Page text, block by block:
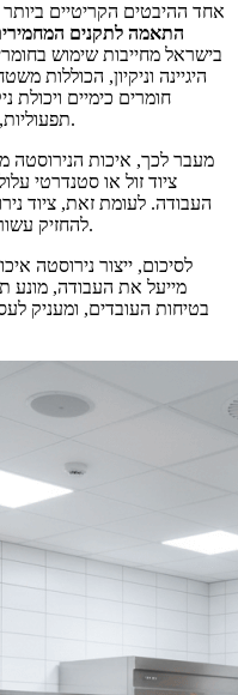
אחד ההיבטים הקריטיים ביותר
התאמה לתקנים
בישראל מחייבות שימוש
היגיינה וניקיון, הכוללות
חומרים כימיים ויכולת
תפעוליות, פגיעה בבטיחות המזון, ואף סגירת העסק.
מעבר לכך, איכות הנירוסטה
ציוד זול או סטנדרטי
העבודה. לעומת זאת, ציוד
להחזיק עשור ואף יותר, גם תחת עומסי עבודה גבוהים.
לסיכום, ייצור נירוסטה
מייעל את העבודה, מונע
בטיחות העובדים, ומעניק